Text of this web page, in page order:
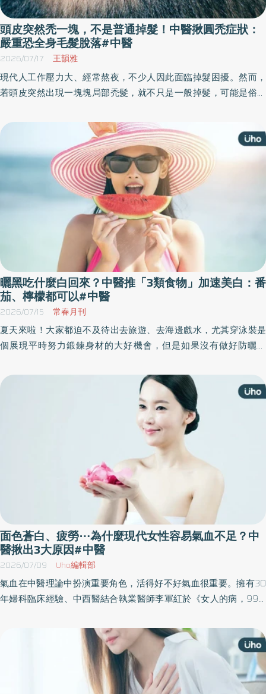
頭皮突然禿一塊，不是普通掉髮！中醫揪圓禿症狀：
嚴重恐全身毛髮脫落#中醫
2026/07/17 王韻雅
現代人工作壓力大、經常熬夜，不少人因此面臨掉髮困擾。然而，
若頭皮突然出現一塊塊局部禿髮，就不只是一般掉髮，可能是俗稱
毛、睫毛或鬍鬚脫落，若發現頭皮出現局部禿髮情形，應及早尋求
皮膚科或中醫師診治。
曬黑吃什麼白回來？中醫推「3類食物」加速美白：番
茄、檸檬都可以#中醫
2026/07/15 常春月刊
夏天來啦！大家都迫不及待出去旅遊、去海邊戲水，尤其穿泳裝是
個展現平時努力鍛鍊身材的大好機會，但是如果沒有做好防曬的
分享美白的方法，建議可以吃滋陰養血、濡潤肌膚的食物來保養肌
面色蒼白、疲勞⋯為什麼現代女性容易氣血不足？中
醫揪出3大原因#中醫
2026/07/09 Uho編輯部
氣血在中醫理論中扮演重要角色，活得好不好氣血很重要。擁有30
年婦科臨床經驗、中西醫結合執業醫師李軍紅於《女人的病，99%
步養生法「調氣血、養好陰、辨體質、修好心」，同時介紹20多種
有助於養生保健、維持體態的食療方法，提供女性日常調養的參
考。以下為原書摘文：